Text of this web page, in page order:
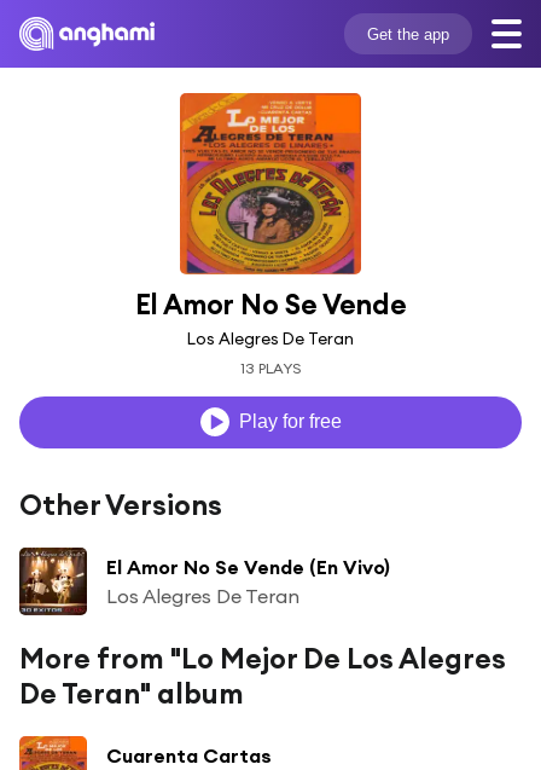
Get the app
El Amor No Se Vende
Los Alegres De Teran
13 PLAYS
Play for free
Other Versions
El Amor No Se Vende (En Vivo)
Los Alegres De Teran
More from "Lo Mejor De Los Alegres
De Teran" album
Cuarenta Cartas